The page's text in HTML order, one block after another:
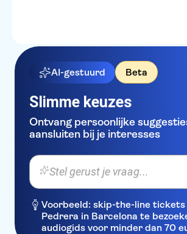
AI-gestuurd Beta
Slimme keuzes
Ontvang persoonlijke
aansluiten bij je interesses
Stel gerust je vraag...
Voorbeeld: skip-the-line tickets
Pedrera in Barcelona te
audiogids voor minder dan 70